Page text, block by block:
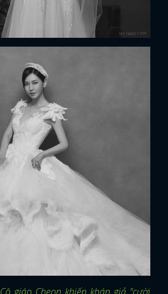
Cô giáo Cheon khiến khán giả "cười